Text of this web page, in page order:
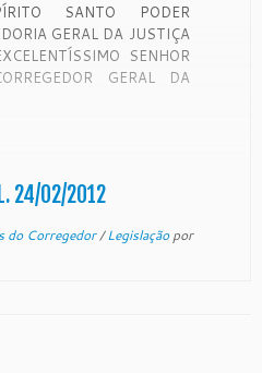
SANTO PODER
GERAL DA JUSTIÇA
SENHOR
GERAL DA
[…]24/02/2012
do Corregedor/Legislaçãopor